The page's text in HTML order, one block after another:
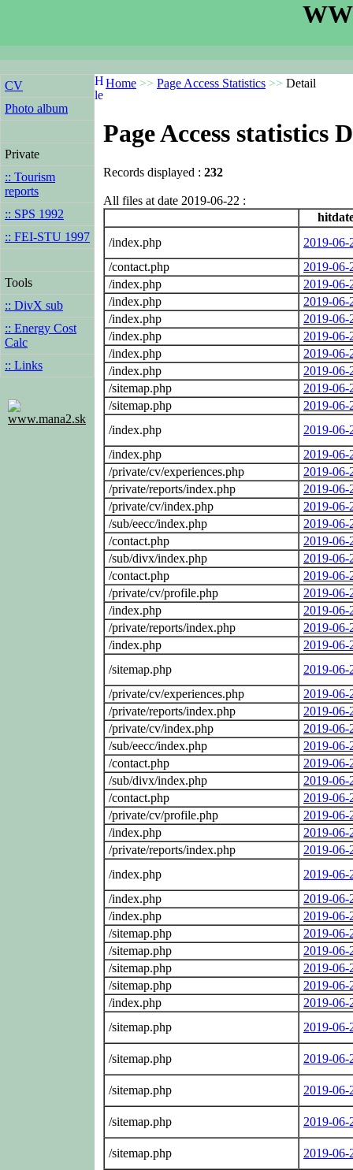
CV
Photo album
Private
:: Tourism
reports
:: SPS 1992
:: FEI-STU 1997
Tools
:: DivX sub
:: Energy Cost
Calc
:: Links
www.mana2.sk
Home >> Page Access Statistics >> Detail
Page Access statistics
Records displayed : 232
All files at date 2019-06-22 :
/index.php
2019-06-
/contact.php
2019-06-
/index.php
2019-06-
/index.php
2019-06-
/index.php
2019-06-
/index.php
2019-06-
/index.php
2019-06-
/index.php
2019-06-
/sitemap.php
2019-06-
/sitemap.php
2019-06-
/index.php
2019-06-
/index.php
2019-06-
/private/cv/experiences.php
2019-06-
/private/reports/index.php
2019-06-
/private/cv/index.php
2019-06-
/sub/eecc/index.php
2019-06-
/contact.php
2019-06-
/sub/divx/index.php
2019-06-
/contact.php
2019-06-
/private/cv/profile.php
2019-06-
/index.php
2019-06-
/private/reports/index.php
2019-06-
/index.php
2019-06-
/sitemap.php
2019-06-
/private/cv/experiences.php
2019-06-
/private/reports/index.php
2019-06-
/private/cv/index.php
2019-06-
/sub/eecc/index.php
2019-06-
/contact.php
2019-06-
/sub/divx/index.php
2019-06-
/contact.php
2019-06-
/private/cv/profile.php
2019-06-
/index.php
2019-06-
/private/reports/index.php
2019-06-
/index.php
2019-06-
/index.php
2019-06-
/index.php
2019-06-
/sitemap.php
2019-06-
/sitemap.php
2019-06-
/sitemap.php
2019-06-
/sitemap.php
2019-06-
/index.php
2019-06-
/sitemap.php
2019-06-
/sitemap.php 2019-06-
/sitemap.php 2019-06-
/sitemap.php 2019-06-
/sitemap.php 2019-06-